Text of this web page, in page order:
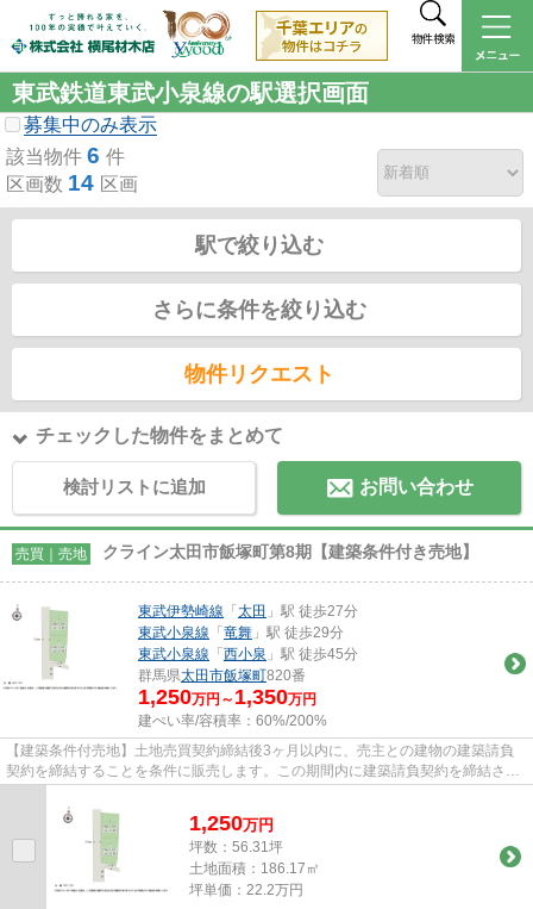
物件検索
東武鉄道東武小泉線の駅選択画面
募集中のみ表示
該当物件 6 件
区画数 14 区画
駅で絞り込む
さらに条件を絞り込む
物件リクエスト
チェックした物件をまとめて
検討リストに追加 お問い合わせ
売買｜売地 クライン太田市飯塚町第8期【建築条件付き売地】
東武伊勢崎線 「太田 」駅 徒歩27分
東武小泉線 「竜舞 」駅 徒歩29分
東武小泉線 「西小泉 」駅 徒歩45分
群馬県太田市飯塚町820番
1,250万円～ 1,350万円
建ぺい率/容積率： 60%/200%
【建築条件付売地】土地売買契約締結後3ヶ月以内に、売主との建物の建築請負
契約を締結することを条件に販売します。この期間内に建築請負契約を締結され
なかった場合は、土地売買契約...
1,250万円
坪数：56.31坪
土地面積：186.17㎡
坪単価：22.2万円